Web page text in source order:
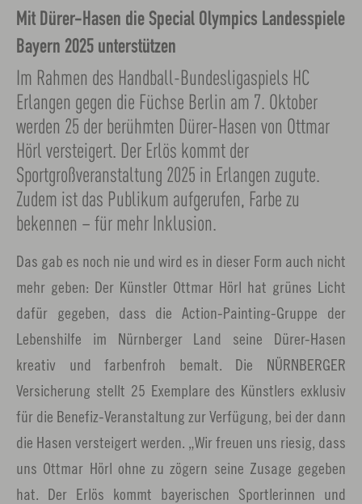
Mit Dürer-Hasen die Special Olympics Landesspiele
Bayern 2025 unterstützen
Im Rahmen des Handball-Bundesligaspiels HC
Erlangen gegen die Füchse Berlin am 7. Oktober
werden 25 der berühmten Dürer-Hasen von Ottmar
Hörl versteigert. Der Erlös kommt der
Sportgroßveranstaltung 2025 in Erlangen zugute.
Zudem ist das Publikum aufgerufen, Farbe zu
bekennen – für mehr Inklusion.
Das gab es noch nie und wird es in dieser Form auch nicht
mehr geben: Der Künstler Ottmar Hörl hat grünes Licht
dafür gegeben, dass die Action-Painting-Gruppe der
Lebenshilfe im Nürnberger Land seine Dürer-Hasen
kreativ und farbenfroh bemalt. Die NÜRNBERGER
Versicherung stellt 25 Exemplare des Künstlers exklusiv
für die Benefiz-Veranstaltung zur Verfügung, bei der dann
die Hasen versteigert werden. „Wir freuen uns riesig, dass
uns Ottmar Hörl ohne zu zögern seine Zusage gegeben
hat. Der Erlös kommt bayerischen Sportlerinnen und